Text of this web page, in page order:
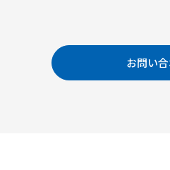
お問い